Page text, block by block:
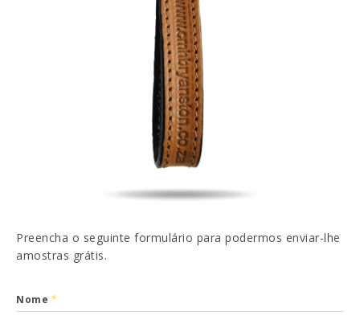
FR ES
Preencha o seguinte formulário para podermos enviar-lhe
amostras grátis.
Nome *
Política de Privacidade